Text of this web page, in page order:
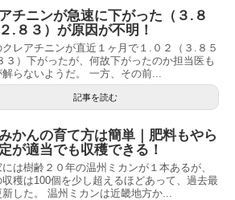
チニンが急速に下がった（３.８
.８３）が原因が不明！
レアチニンが直近１ヶ月で１.０２（３.８５
３）下がったが、何故下がったのか担当医も
解らないようだ。 一方、その前...
記事を読む
かんの育て方は簡単｜肥料もやら
が適当でも収穫できる！
は樹齢２０年の温州ミカンが１本あるが、
収穫は100個を少し超えるほどあって、過去最
新した。 温州ミカンは近畿地方か...